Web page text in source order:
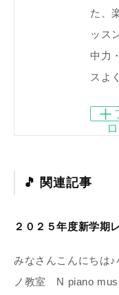
た、
ッス
中力
スよ
関連記事
２０２５年度新学期
みなさんこんにちは
ノ教室 N piano